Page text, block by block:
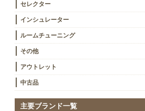
セレクター
インシュレーター
ルームチューニング
その他
アウトレット
中古品
主要ブランド一覧